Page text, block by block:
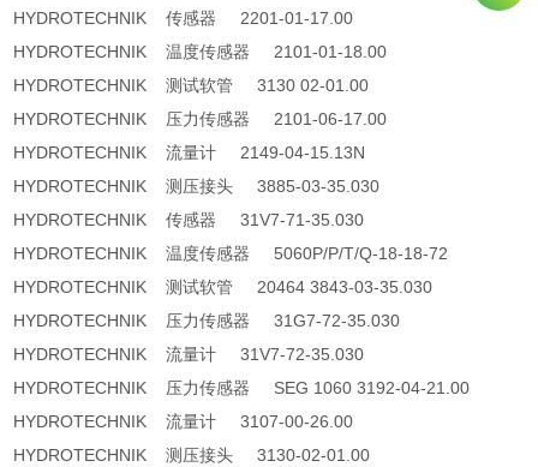
HYDROTECHNIK 传感器 2201-01-17.00
HYDROTECHNIK 温度传感器 2101-01-18.00
HYDROTECHNIK 测试软管 3130 02-01.00
HYDROTECHNIK 压力传感器 2101-06-17.00
HYDROTECHNIK 流量计 2149-04-15.13N
HYDROTECHNIK 测压接头 3885-03-35.030
HYDROTECHNIK 传感器 31V7-71-35.030
HYDROTECHNIK 温度传感器 5060P/P/T/Q-18-18-72
HYDROTECHNIK 测试软管 20464 3843-03-35.030
HYDROTECHNIK 压力传感器 31G7-72-35.030
HYDROTECHNIK 流量计 31V7-72-35.030
HYDROTECHNIK 压力传感器 SEG 1060 3192-04-21.00
HYDROTECHNIK 流量计 3107-00-26.00
HYDROTECHNIK 测压接头 3130-02-01.00